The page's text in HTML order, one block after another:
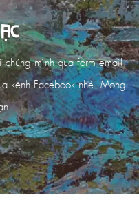
mình qua form email
Facebook nhé. Mong